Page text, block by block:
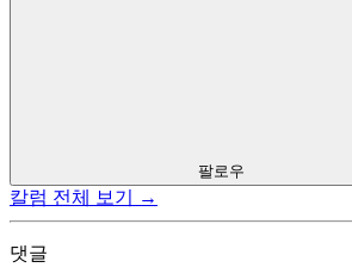
팔로우
칼럼 전체 보기 →
댓글